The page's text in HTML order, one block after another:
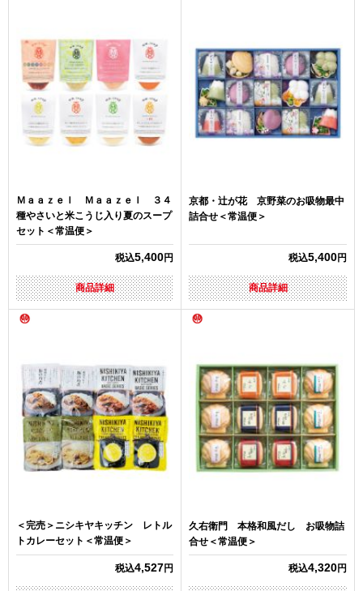
Ｍａａｚｅｌ Ｍａａｚｅｌ ３４
種やさいと米こうじ入り夏のスープ
セット＜常温便＞
税込5,400円
商品詳細
京都・辻が花 京野菜のお吸物最中
詰合せ＜常温便＞
税込5,400円
商品詳細
＜完売＞ニシキヤキッチン レトル
トカレーセット＜常温便＞
税込4,527円
久右衛門 本格和風だし お吸物詰
合せ＜常温便＞
税込4,320円